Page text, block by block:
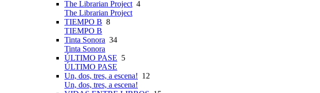
The Librarian Project 4
The Librarian Project
TIEMPO B 8
TIEMPO B
Tinta Sonora 34
Tinta Sonora
ÚLTIMO PASE 5
ÚLTIMO PASE
Un, dos, tres, a escena! 12
Un, dos, tres, a escena!